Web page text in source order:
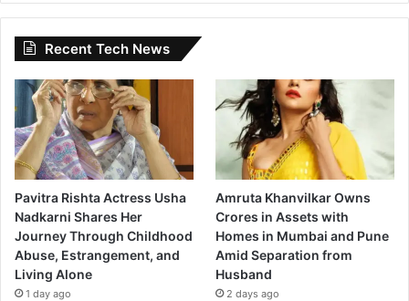
Recent Tech News
Pavitra Rishta Actress Usha
Nadkarni Shares Her
Journey Through Childhood
Abuse, Estrangement, and
Living Alone
1 day ago
Amruta Khanvilkar Owns
Crores in Assets with
Homes in Mumbai and Pune
Amid Separation from
Husband
2 days ago